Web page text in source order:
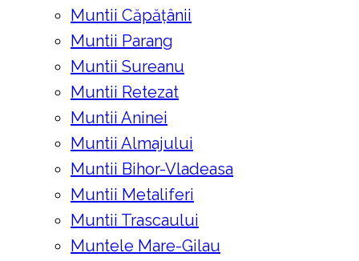
Muntii Căpățânii
Muntii Parang
Muntii Sureanu
Muntii Retezat
Muntii Aninei
Muntii Almajului
Muntii Bihor-Vladeasa
Muntii Metaliferi
Muntii Trascaului
Muntele Mare-Gilau